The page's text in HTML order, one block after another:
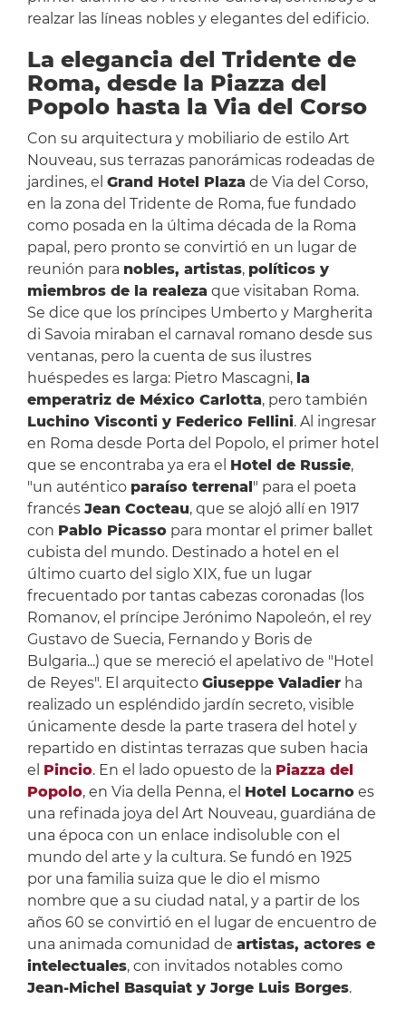
realzar las líneas nobles y elegantes del edificio.
La elegancia del Tridente de
Roma, desde la Piazza del
Popolo hasta la Via del Corso
Con su arquitectura y mobiliario de estilo Art
Nouveau, sus terrazas panorámicas rodeadas de
jardines, el Grand Hotel Plaza de Via del Corso,
en la zona del Tridente de Roma, fue fundado
como posada en la última década de la Roma
papal, pero pronto se convirtió en un lugar de
reunión para nobles, artistas, políticos y
miembros de la realeza que visitaban Roma.
Se dice que los príncipes Umberto y Margherita
di Savoia miraban el carnaval romano desde sus
ventanas, pero la cuenta de sus ilustres
huéspedes es larga: Pietro Mascagni, la
emperatriz de México Carlotta, pero también
Luchino Visconti y Federico Fellini. Al ingresar
en Roma desde Porta del Popolo, el primer hotel
que se encontraba ya era el Hotel de Russie,
"un auténtico paraíso terrenal" para el poeta
francés Jean Cocteau, que se alojó allí en 1917
con Pablo Picassopara montar el primer ballet
cubista del mundo. Destinado a hotel en el
último cuarto del siglo XIX, fue un lugar
frecuentado por tantas cabezas coronadas (los
Romanov, el príncipe Jerónimo Napoleón, el rey
Gustavo de Suecia, Fernando y Boris de
Bulgaria...) que se mereció el apelativo de "Hotel
de Reyes". El arquitecto Giuseppe Valadierha
realizado un espléndido jardín secreto, visible
únicamente desde la parte trasera del hotel y
repartido en distintas terrazas que suben hacia
el Pincio. En el lado opuesto de la Piazza del
Popolo, en Via della Penna, el Hotel Locarnoes
una refinada joya del Art Nouveau, guardiána de
una época con un enlace indisoluble con el
mundo del arte y la cultura. Se fundó en 1925
por una familia suiza que le dio el mismo
nombre que a su ciudad natal, y a partir de los
años 60 se convirtió en el lugar de encuentro de
una animada comunidad de artistas, actores e
intelectuales, con invitados notables como
Jean-Michel Basquiat y Jorge Luis Borges.